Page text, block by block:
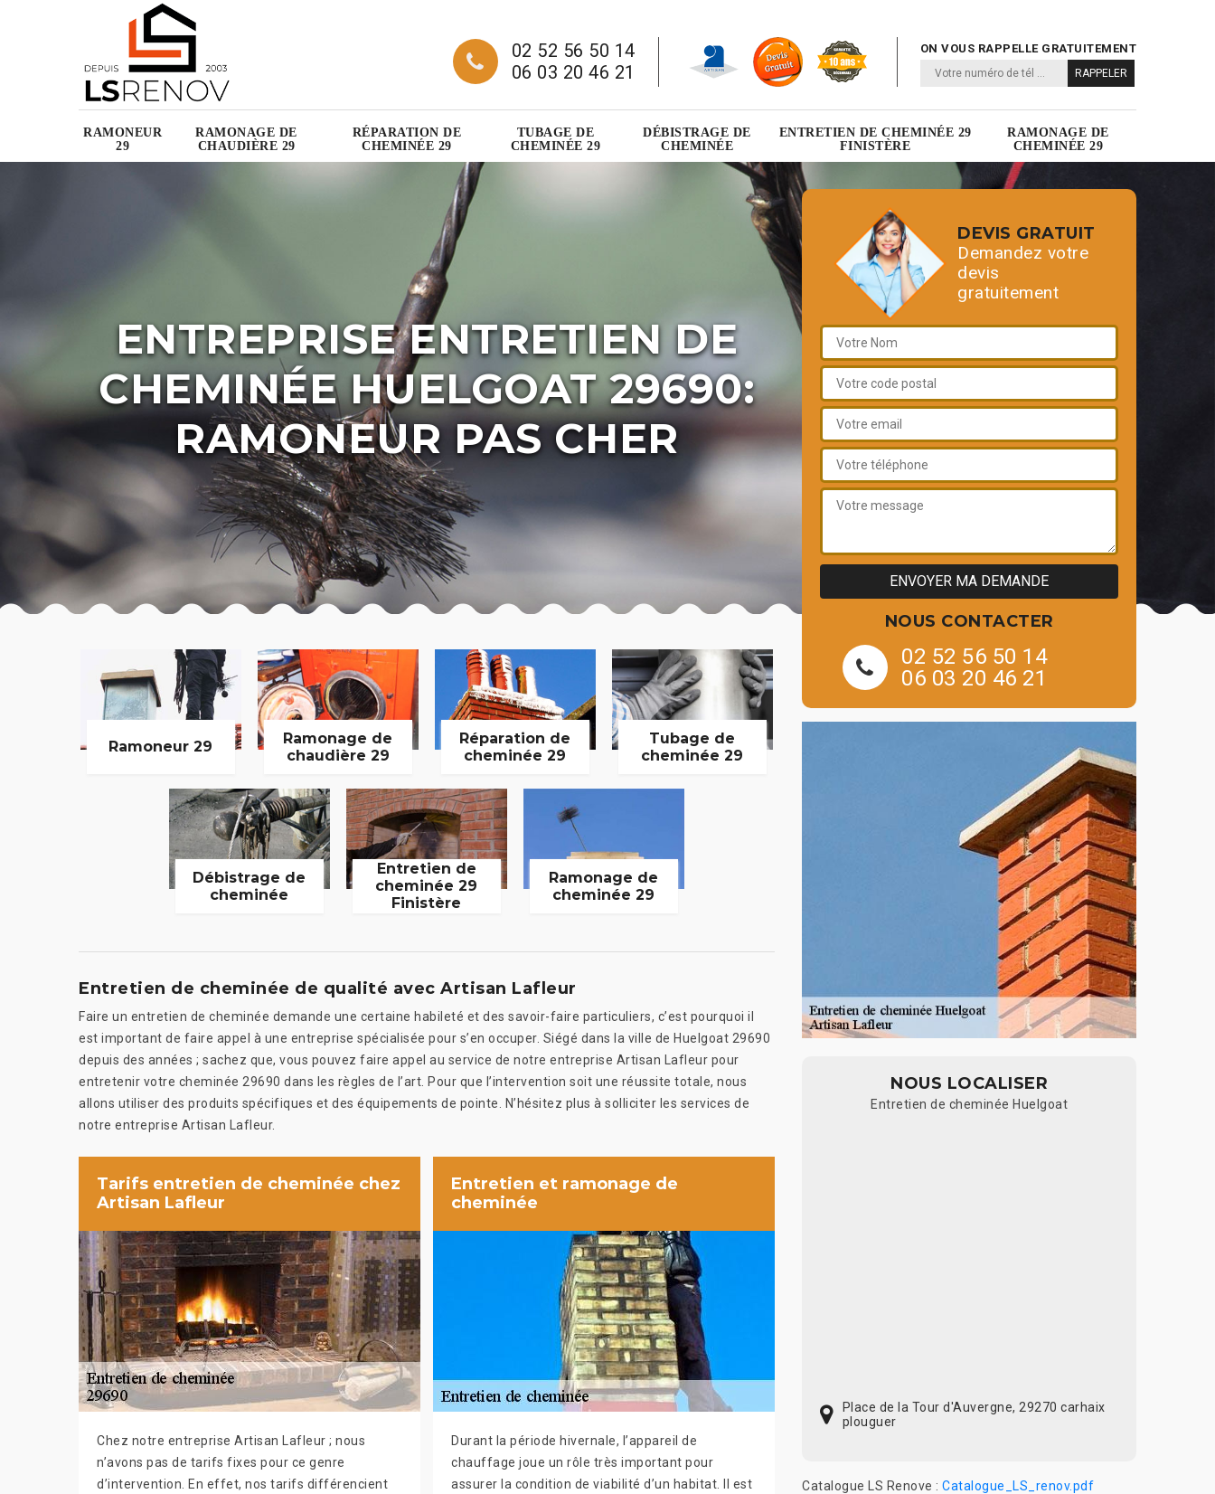
02 52 56 50 14
06 03 20 46 21
ON VOUS RAPPELLE GRATUITEMENT
RAMONEUR
29
RAMONAGE DE
CHAUDIÈRE 29
RÉPARATION DE
CHEMINÉE 29
TUBAGE DE
CHEMINÉE 29
DÉBISTRAGE DE
CHEMINÉE
ENTRETIEN DE CHEMINÉE 29
FINISTÈRE
RAMONAGE DE
CHEMINÉE 29
ENTREPRISE ENTRETIEN DE
CHEMINÉE HUELGOAT 29690:
RAMONEUR PAS CHER
Ramoneur 29
Ramonage de
chaudière 29
Réparation de
cheminée 29
Tubage de
cheminée 29
Débistrage de
cheminée
Entretien de
cheminée 29
Finistère
Ramonage de
cheminée 29
Entretien de cheminée de qualité avec Artisan Lafleur
Faire un entretien de cheminée demande une certaine habileté et des savoir-faire particuliers, c’est pourquoi il
est important de faire appel à une entreprise spécialisée pour s’en occuper. Siégé dans la ville de Huelgoat 29690
depuis des années ; sachez que, vous pouvez faire appel au service de notre entreprise Artisan Lafleur pour
entretenir votre cheminée 29690 dans les règles de l’art. Pour que l’intervention soit une réussite totale, nous
allons utiliser des produits spécifiques et des équipements de pointe. N’hésitez plus à solliciter les services de
notre entreprise Artisan Lafleur.
Tarifs entretien de cheminée chez
Artisan Lafleur
Chez notre entreprise Artisan Lafleur ; nous
n’avons pas de tarifs fixes pour ce genre
d’intervention. En effet, nos tarifs différencient
Entretien et ramonage de
cheminée
Durant la période hivernale, l’appareil de
chauffage joue un rôle très important pour
assurer la condition de viabilité d’un habitat. Il est
DEVIS GRATUIT
Demandez votre
devis
gratuitement
NOUS CONTACTER
02 52 56 50 14
06 03 20 46 21
NOUS LOCALISER
Entretien de cheminée Huelgoat
Place de la Tour d'Auvergne, 29270 carhaix
plouguer
Catalogue LS Renove : Catalogue_LS_renov.pdf